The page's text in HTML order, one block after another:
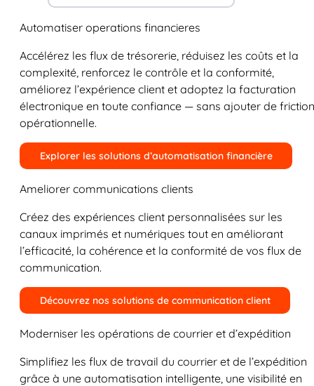
Automatiser operations financieres
Accélérez les flux de trésorerie, réduisez les coûts et la
complexité, renforcez le contrôle et la conformité,
améliorez l’expérience client et adoptez la facturation
électronique en toute confiance — sans ajouter de friction
opérationnelle.
Explorer les solutions d’automatisation financière
Ameliorer communications clients
Créez des expériences client personnalisées sur les
canaux imprimés et numériques tout en améliorant
l’efficacité, la cohérence et la conformité de vos flux de
communication.
Découvrez nos solutions de communication client
Moderniser les opérations de courrier et d’expédition
Simplifiez les flux de travail du courrier et de l’expédition
grâce à une automatisation intelligente, une visibilité en